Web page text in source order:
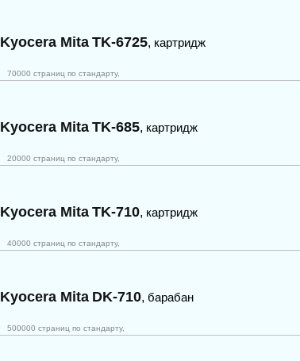
Kyocera Mita TK-6725, картридж
70000 страниц по стандарту,
Kyocera Mita TK-685, картридж
20000 страниц по стандарту,
Kyocera Mita TK-710, картридж
40000 страниц по стандарту,
Kyocera Mita DK-710, барабан
500000 страниц по стандарту,